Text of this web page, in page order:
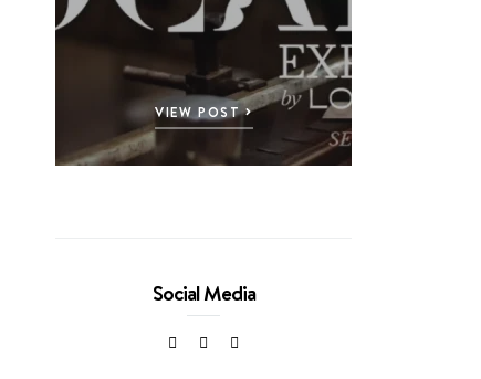
VIEW POST
Social Media